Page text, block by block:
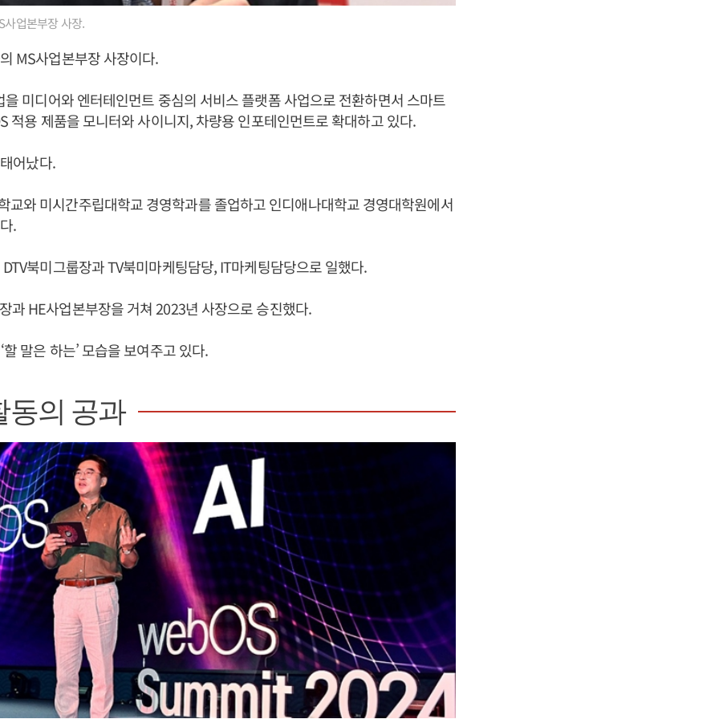
사업본부장 사장.
MS사업본부장 사장이다.
을 미디어와 엔터테인먼트 중심의 서비스 플랫폼 사업으로 전환하면서 스마트
적용 제품을 모니터와 사이니지, 차량용 인포테인먼트로 확대하고 있다.
어났다.
교와 미시간주립대학교 경영학과를 졸업하고 인디애나대학교 경영대학원에서
.
북미그룹장과 TV북미마케팅담당, IT마케팅담당으로 일했다.
과 HE사업본부장을 거쳐 2023년 사장으로 승진했다.
말은 하는’ 모습을 보여주고 있다.
동의 공과